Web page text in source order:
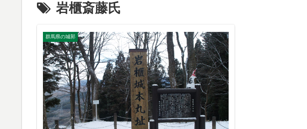
岩櫃斎藤氏
群馬県の城郭